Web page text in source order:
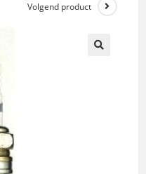
Volgend product